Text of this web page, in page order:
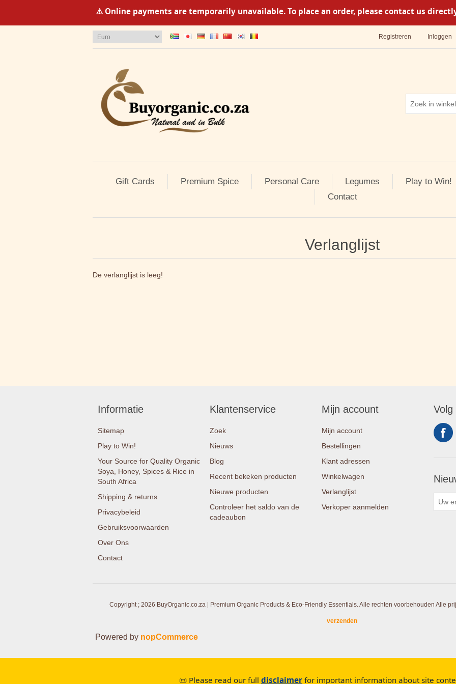
⚠️ Online payments are temporarily unavailable. To place an order, please contact us
Registreren Inloggen
Gift Cards Premium Spice Personal Care Legumes
Play to Win!
Contact
Verlanglijst
De verlanglijst is leeg!
Informatie
Sitemap
Play to Win!
Your Source for Quality Organic
Soya, Honey, Spices & Rice in
South Africa
Shipping & returns
Privacybeleid
Gebruiksvoorwaarden
Over Ons
Contact
Klantenservice
Zoek
Nieuws
Blog
Recent bekeken producten
Nieuwe producten
Controleer het saldo van de
cadeaubon
Mijn account
Mijn account
Bestellingen
Klant adressen
Winkelwagen
Verlanglijst
Verkoper aanmelden
Volg
Copyright ; 2026 BuyOrganic.co.za | Premium Organic Products & Eco-Friendly Essentials. Alle rechten voorbehouden Alle
verzenden
Powered by nopCommerce
📜 Please read our full disclaimer for important information about site